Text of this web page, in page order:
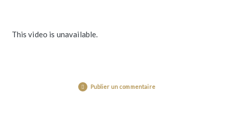
This video is unavailable.
Publier un commentaire